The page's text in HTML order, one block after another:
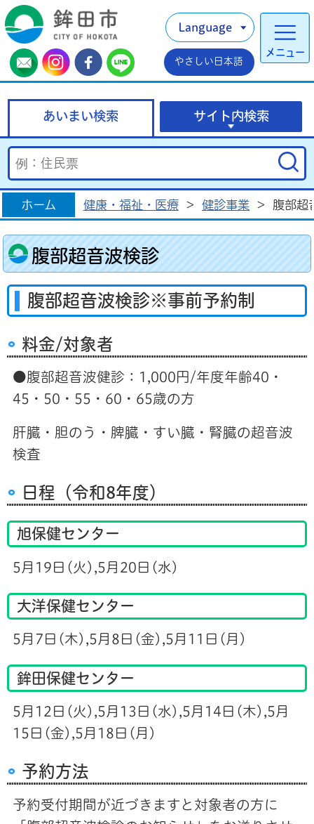
メニュー
Language
やさしい日本語
あいまい検索 サイト内検索
ホーム 健康・福祉・医療 > 健診事業 > 腹部超
腹部超音波検診
腹部超音波検診※事前予約制
料金/対象者
●腹部超音波健診：1,000円/年度年齢40・
45・50・55・60・65歳の方
肝臓・胆のう・脾臓・すい臓・腎臓の超音波
検査
日程（令和8年度）
旭保健センター
5月19日(火),5月20日(水)
大洋保健センター
5月7日(木),5月8日(金),5月11日(月)
鉾田保健センター
5月12日(火),5月13日(水),5月14日(木),5月
15日(金),5月18日(月)
予約方法
予約受付期間が近づきますと対象者の方に